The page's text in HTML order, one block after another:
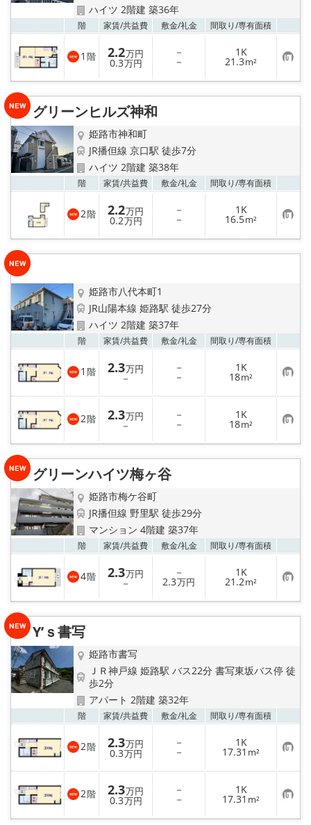
ハイツ 2階建 築36年
階 家賃/共益費 敷金/礼金 間取り/専有面積
1 階 2.2万円
0.3万円
－
－
1K
21.3m² お
気
に
り
グリーンヒルズ神和
姫路市神和町
JR播但線 京口駅 徒歩7分
ハイツ 2階建 築38年
階 家賃/共益費 敷金/礼金 間取り/専有面積
2階 2.2万円
0.2万円
－
－
1K
16.5m² お
気
に
り
姫路市八代本町1
JR山陽本線 姫路駅 徒歩27分
ハイツ 2階建 築37年
階 家賃/共益費 敷金/礼金 間取り/専有面積
1 階 2.3万円
－
－
－
1K
18m² お
気
に
入
り
登
録
2階 2.3万円
－
－
－
1K
18m² お
気
に
り
グリーンハイツ梅ヶ谷
姫路市梅ケ谷町
JR播但線 野里駅 徒歩29分
マンション 4階建 築37年
階 家賃/共益費 敷金/礼金 間取り/専有面積
4階 2.3万円
－
－
2.3万円
1K
21.2m² お
気
に
り
Y’ｓ書写
姫路市書写
ＪＲ神戸線 姫路駅 バス22分 書写東坂バス停 徒
歩2分
アパート 2階建 築32年
階 家賃/共益費 敷金/礼金 間取り/専有面積
2階 2.3万円
0.3万円
－
－
1K
17.31 m² お
気
に
入
り
登
録
2階 2.3万円
0.3万円
－
－
1K
17.31 m² お
気
に